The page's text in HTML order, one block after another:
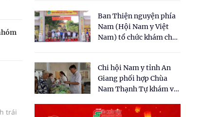
trái
Ban Thiện nguyện phía
Nam (Hội Nam y Việt
Nam) tổ chức khám chữa
dân tại xã Tân Tập
Chi hội Nam y tỉnh An
Giang phối hợp Chùa
Nam Thạnh Tự khám và
nhân dân